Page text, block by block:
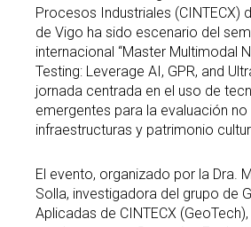
Procesos Industriales (CINTECX)
de Vigo ha sido escenario del
internacional “Master Multimodal
Testing: Leverage AI, GPR, and
jornada centrada en el uso de
emergentes para la evaluación
infraestructuras y patrimonio
El evento, organizado por la Dra.
Solla, investigadora del grupo de
Aplicadas de CINTECX